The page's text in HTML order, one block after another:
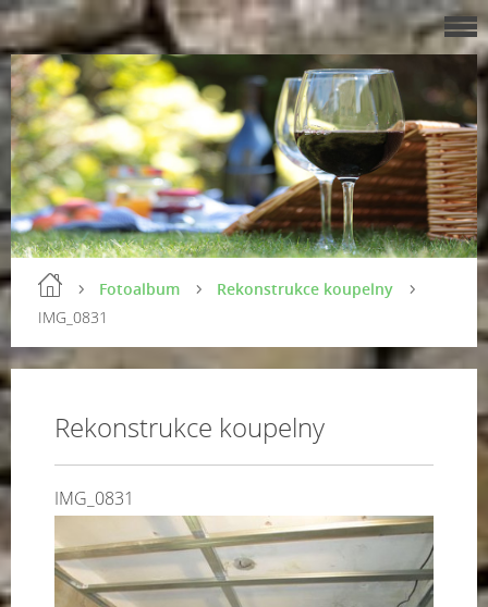
Fotoalbum
Rekonstrukce koupelny
IMG_0831
Rekonstrukce koupelny
IMG_0831